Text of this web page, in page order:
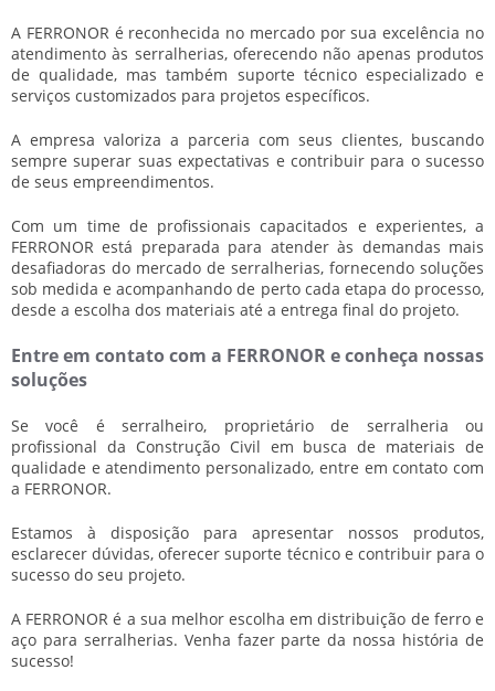
A FERRONOR é reconhecida no mercado por sua excelência no
atendimento às serralherias, oferecendo não apenas produtos
de qualidade, mas também suporte técnico especializado e
serviços customizados para projetos específicos.
A empresa valoriza a parceria com seus clientes, buscando
sempre superar suas expectativas e contribuir para o sucesso
de seus empreendimentos.
Com um time de profissionais capacitados e experientes, a
FERRONOR está preparada para atender às demandas mais
desafiadoras do mercado de serralherias, fornecendo soluções
sob medida e acompanhando de perto cada etapa do processo,
desde a escolha dos materiais até a entrega final do projeto.
Entre em contato com a FERRONOR e conheça nossas
soluções
Se você é serralheiro, proprietário de serralheria ou
profissional da Construção Civil em busca de materiais de
qualidade e atendimento personalizado, entre em contato com
a FERRONOR.
Estamos à disposição para apresentar nossos produtos,
esclarecer dúvidas, oferecer suporte técnico e contribuir para o
sucesso do seu projeto.
A FERRONOR é a sua melhor escolha em distribuição de ferro e
aço para serralherias. Venha fazer parte da nossa história de
sucesso!